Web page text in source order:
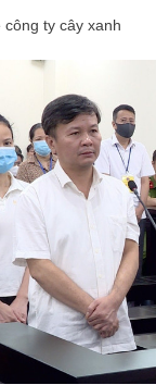
công ty cây xanh